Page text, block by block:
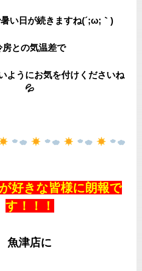
い日が続きますね(´;ω;｀)
房との気温差で
ようにお気を付けくださいね
💦
好きな皆様に朗報で
す！！！
魚津店に